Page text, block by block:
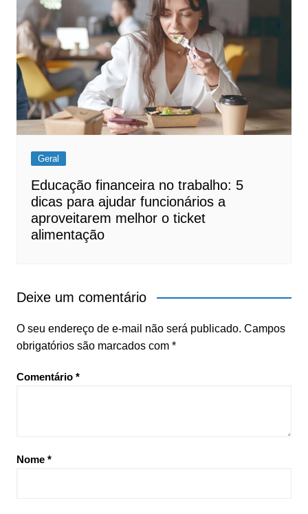
Geral
Educação financeira no trabalho: 5
dicas para ajudar funcionários a
aproveitarem melhor o ticket
alimentação
Deixe um comentário
O seu endereço de e-mail não será publicado. Campos
obrigatórios são marcados com *
Comentário *
Nome *